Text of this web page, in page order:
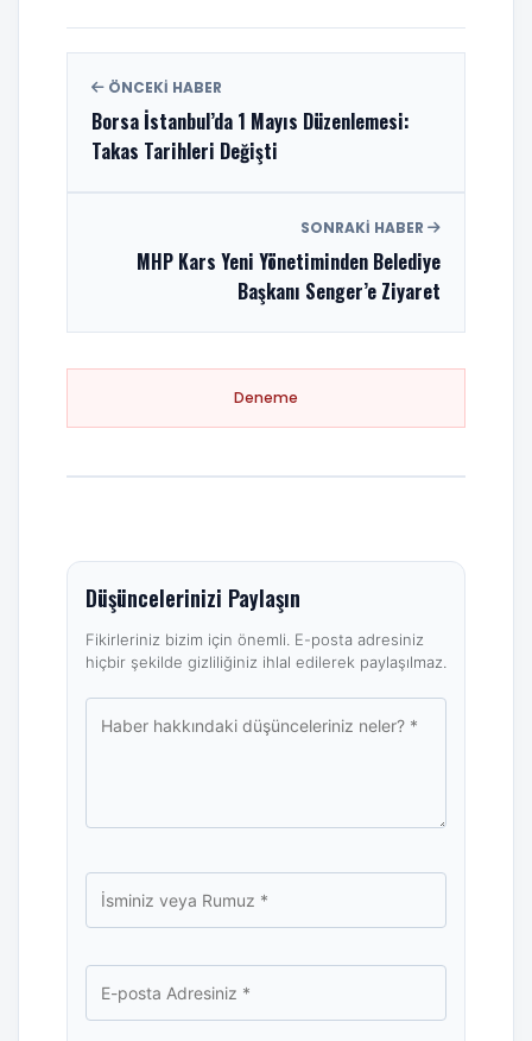
ÖNCEKI HABER
Borsa İstanbul’da 1 Mayıs Düzenlemesi:
Takas Tarihleri Değişti
SONRAKI HABER
MHP Kars Yeni Yönetiminden Belediye
Başkanı Senger’e Ziyaret
Deneme
Düşüncelerinizi Paylaşın
Fikirleriniz bizim için önemli. E-posta adresiniz
hiçbir şekilde gizliliğiniz ihlal edilerek paylaşılmaz.